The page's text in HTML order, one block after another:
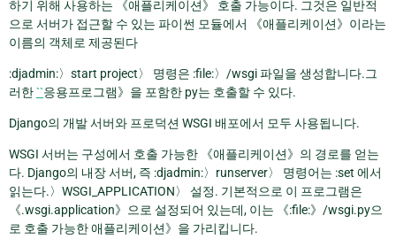
하기 위해 사용하는 《애플리케이션》 호출 가능이다. 그것은 일반적
으로 서버가 접근할 수 있는 파이썬 모듈에서 《애플리케이션》이라는
이름의 객체로 제공된다
:djadmin:〉start project〉 명령은 :file:〉/wsgi 파일을 생성합니다.그
러한``응용프로그램》을 포함한 py는 호출할 수 있다.
Django의 개발 서버와 프로덕션 WSGI 배포에서 모두 사용됩니다.
WSGI 서버는 구성에서 호출 가능한 《애플리케이션》의 경로를 얻는
다. Django의 내장 서버, 즉 :djadmin:〉runserver〉 명령어는 :set 에서
읽는다.〉WSGI_APPLICATION〉 설정. 기본적으로 이 프로그램은
《.wsgi.application》으로 설정되어 있는데, 이는 《:file:》/wsgi.py으
로 호출 가능한 애플리케이션》을 가리킵니다.